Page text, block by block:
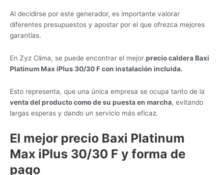
Al decidirse por este generador, es importante valorar
diferentes presupuestos y apostar por el que ofrezca mejores
garantías.
En Zyz Clima, se puede encontrar el mejor precio caldera Baxi
Platinum Max iPlus 30/30 F con instalación incluida.
Esto representa, que una única empresa se ocupa tanto de la
venta del producto como de su puesta en marcha, evitando
largas esperas y dando un servicio más eficaz.
El mejor precio Baxi Platinum
Max iPlus 30/30 F y forma de
pago